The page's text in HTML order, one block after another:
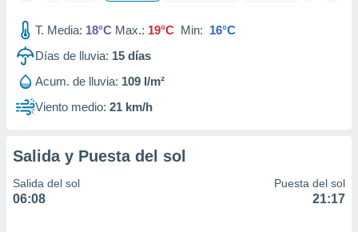
T. Media: 18°C Max.: 19°C Min: 16°C
Días de lluvia: 15 días
Acum. de lluvia: 109 l/m²
Viento medio: 21 km/h
Salida y Puesta del sol
Salida del sol
06:08
Puesta del sol
21:17